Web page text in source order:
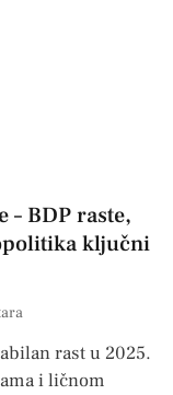
BDP raste,
ključni
rast u 2025.
i ličnom